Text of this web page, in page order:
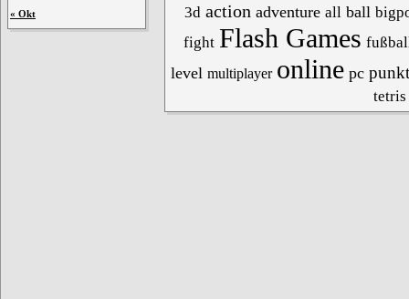
« Okt 3d action adventure all ball
fight Flash Games
level multiplayer online pc
tetris